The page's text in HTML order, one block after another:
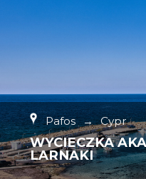
Pafos → Cypr
WYCIECZKA
LARNAKI